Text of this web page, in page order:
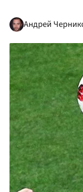
Андрей